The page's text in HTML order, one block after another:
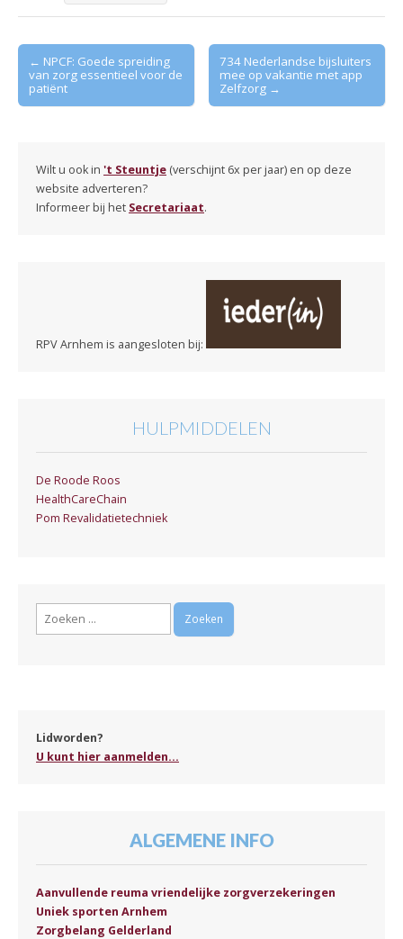
Post
navigation
← NPCF: Goede spreiding
van zorg essentieel voor de
patiënt
734 Nederlandse bijsluiters
mee op vakantie met app
Zelfzorg →
Wilt u ook in 't Steuntje (verschijnt 6x per jaar) en op deze
website adverteren?
Informeer bij het Secretariaat.
RPV Arnhem is aangesloten bij:
HULPMIDDELEN
De Roode Roos
HealthCareChain
Pom Revalidatietechniek
Zoeken
Lidworden?
U kunt hier aanmelden...
ALGEMENE INFO
Aanvullende reuma vriendelijke zorgverzekeringen
Uniek sporten Arnhem
Zorgbelang Gelderland